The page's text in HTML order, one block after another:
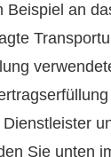
Beispiel an
Sie unten